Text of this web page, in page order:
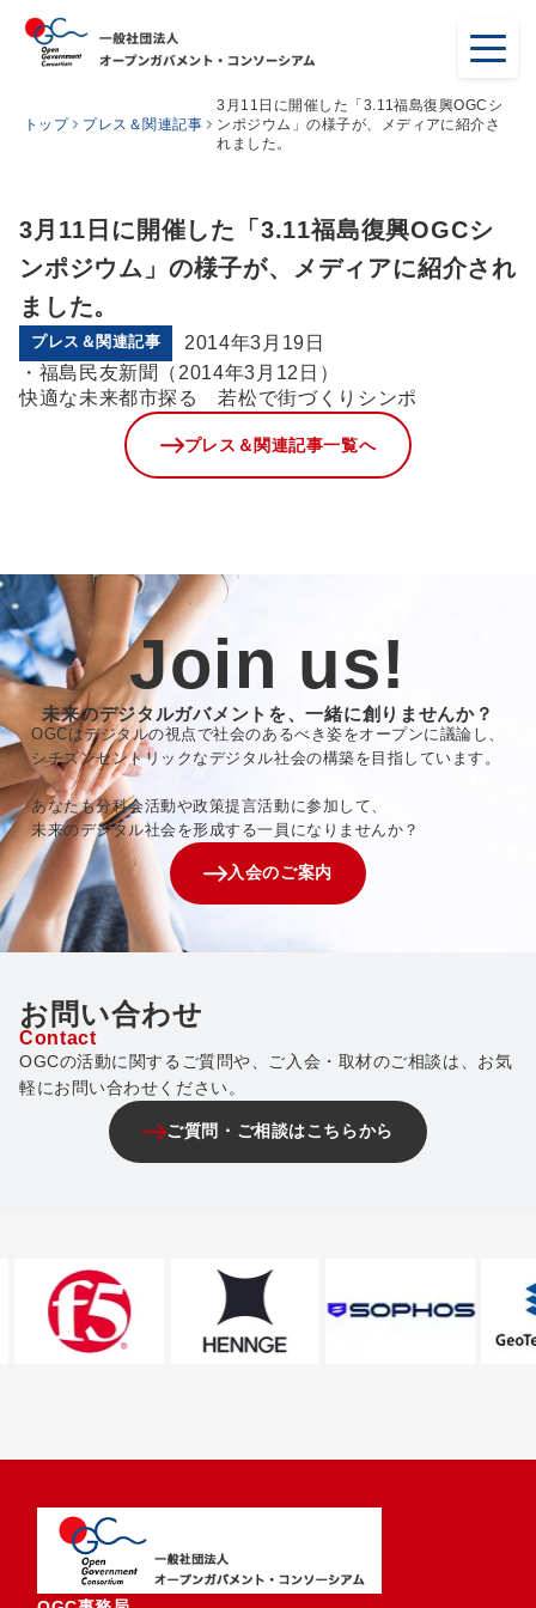
トップ プレス＆関連記事
3月11日に開催した「3.11福島復興OGCシ
ンポジウム」の様子が、メディアに紹介さ
れました。
3月11日に開催した「3.11福島復興OGCシ
ンポジウム」の様子が、メディアに紹介され
ました。
プレス＆関連記事
2014年3月19日
・福島民友新聞（2014年3月12日）
快適な未来都市探る 若松で街づくりシンポ
プレス＆関連記事一覧へ
Join us!
未来のデジタルガバメントを、一緒に創りませんか？
OGCはデジタルの視点で社会のあるべき姿をオープンに議論し、
シチズンセントリックなデジタル社会の構築を目指しています。
あなたも分科会活動や政策提言活動に参加して、
未来のデジタル社会を形成する一員になりませんか？
入会のご案内
お問い合わせ
Contact
OGCの活動に関するご質問や、ご入会・取材のご相談は、お気
軽にお問い合わせください。
ご質問・ご相談はこちらから